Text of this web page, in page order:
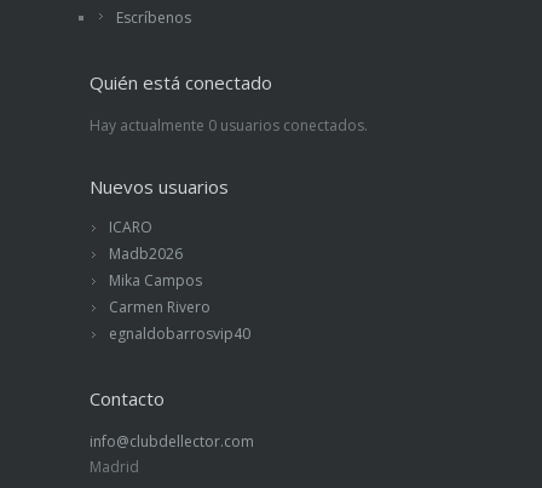
Escríbenos
Quién está conectado
Hay actualmente 0 usuarios conectados.
Nuevos usuarios
ICARO
Madb2026
Mika Campos
Carmen Rivero
egnaldobarrosvip40
Contacto
info@clubdellector.com
Madrid